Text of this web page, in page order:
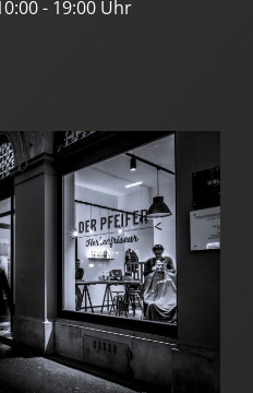
- 19:00 Uhr